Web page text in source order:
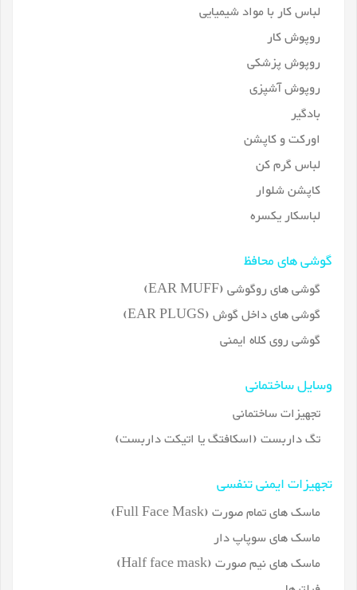
لباس کار با مواد شیمیایی
روپوش کار
روپوش پزشکی
روپوش آشپزی
بادگیر
اورکت و کاپشن
لباس گرم کن
کاپشن شلوار
لباسکار یکسره
گوشی های محافظ
گوشی های روگوشی (EAR MUFF)
گوشی های داخل گوش (EAR PLUGS)
گوشی روی کلاه ایمنی
وسایل ساختمانی
تجهیزات ساختمانی
تگ داربست (اسکافتگ یا اتیکت داربست)
تجهیزات ایمنی تنفسی
ماسک های تمام صورت (Full Face Mask)
ماسک های سوپاپ دار
ماسک های نیم صورت (Half face mask)